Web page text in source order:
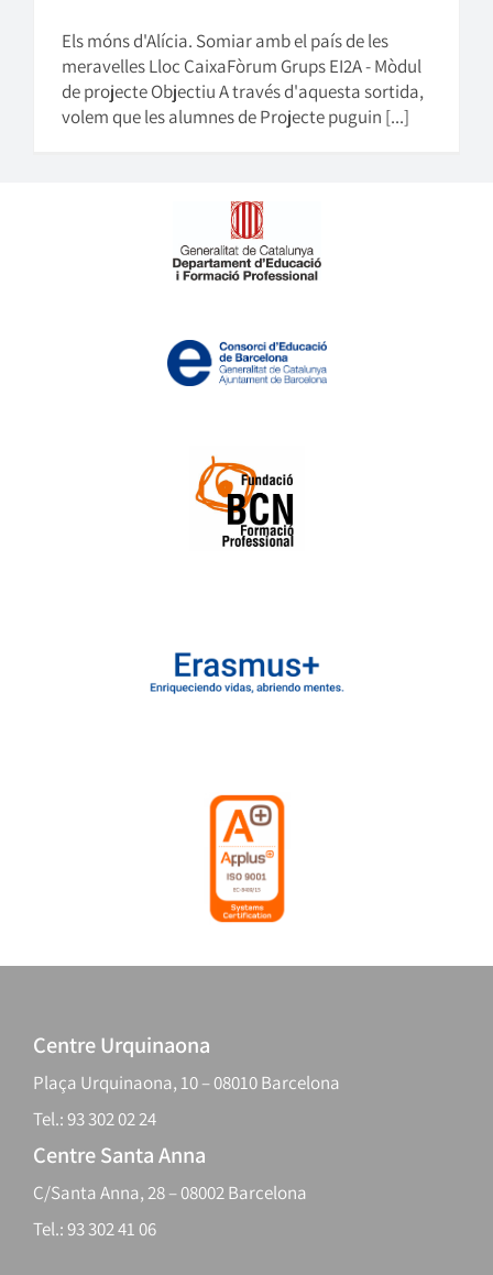
Els móns d'Alícia. Somiar amb el país de les
meravelles Lloc CaixaFòrum Grups EI2A - Mòdul
de projecte Objectiu A través d'aquesta sortida,
volem que les alumnes de Projecte puguin [...]
Centre Urquinaona
Plaça Urquinaona, 10 – 08010 Barcelona
Tel.: 93 302 02 24
Centre Santa Anna
C/Santa Anna, 28 – 08002 Barcelona
Tel.: 93 302 41 06